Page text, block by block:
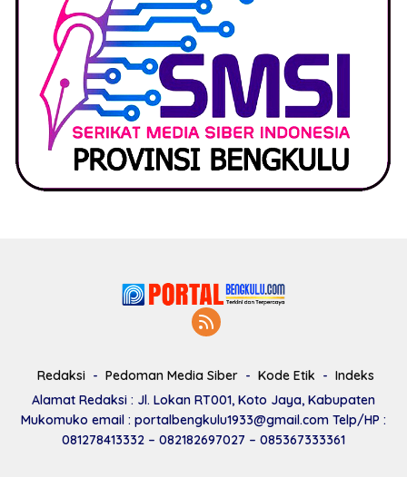
Redaksi Pedoman Media Siber Kode Etik
Indeks
Alamat Redaksi : Jl. Lokan RT001, Koto Jaya, Kabupaten
Mukomuko email : portalbengkulu1933@gmail.com Telp/HP :
081278413332 – 082182697027 – 085367333361